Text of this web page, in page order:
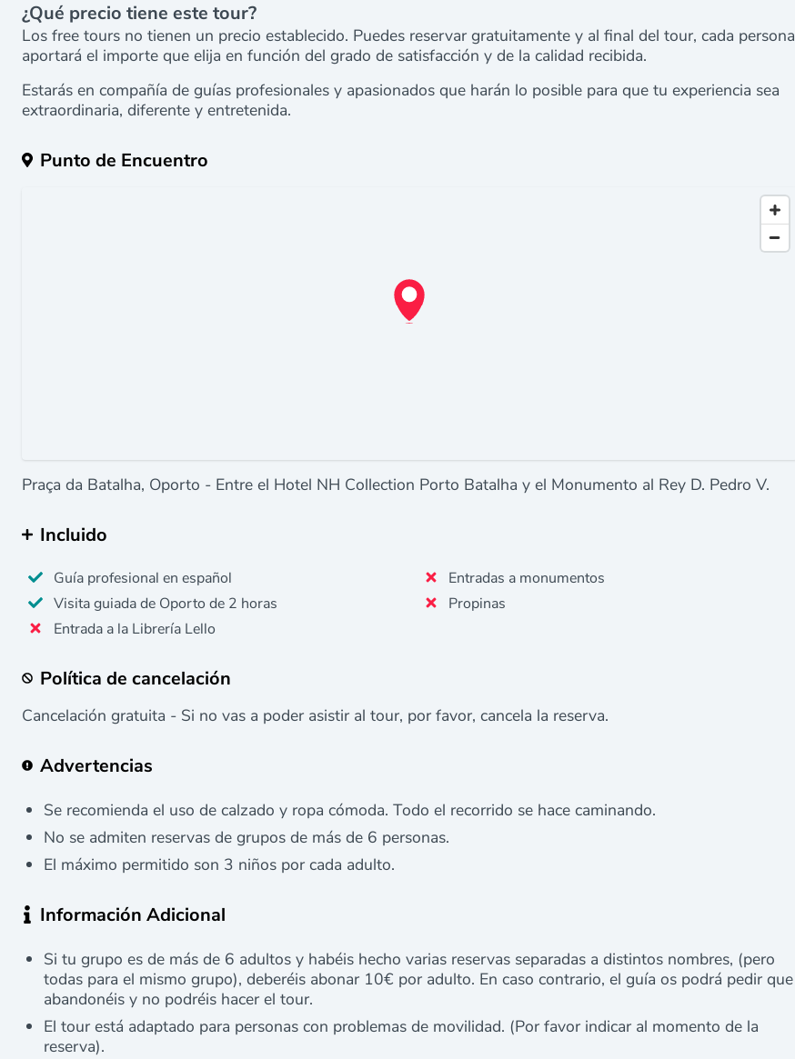
¿Qué precio tiene este tour?
Los free tours no tienen un precio establecido. Puedes reservar gratuitamente y al final del tour, cada persona
aportará el importe que elija en función del grado de satisfacción y de la calidad recibida.
Estarás en compañía de guías profesionales y apasionados que harán lo posible para que tu experiencia sea
extraordinaria, diferente y entretenida.
Punto de Encuentro
Praça da Batalha, Oporto - Entre el Hotel NH Collection Porto Batalha y el Monumento al Rey D. Pedro V.
Incluido
Guía profesional en español
Visita guiada de Oporto de 2 horas
Entrada a la Librería Lello
Entradas a monumentos
Propinas
Política de cancelación
Cancelación gratuita - Si no vas a poder asistir al tour, por favor, cancela la reserva.
Advertencias
Se recomienda el uso de calzado y ropa cómoda. Todo el recorrido se hace caminando.
No se admiten reservas de grupos de más de 6 personas.
El máximo permitido son 3 niños por cada adulto.
Información Adicional
Si tu grupo es de más de 6 adultos y habéis hecho varias reservas separadas a distintos nombres, (pero
todas para el mismo grupo), deberéis abonar 10€ por adulto. En caso contrario, el guía os podrá pedir que
abandonéis y no podréis hacer el tour.
El tour está adaptado para personas con problemas de movilidad. (Por favor indicar al momento de la
reserva).